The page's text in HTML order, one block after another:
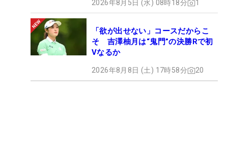
2026年8月5日 (水) 08時18分 1
「欲が出せない」コースだからこ
そ 吉澤柚月は“鬼門”の決勝Rで初
Vなるか
2026年8月8日 (土) 17時58分 20